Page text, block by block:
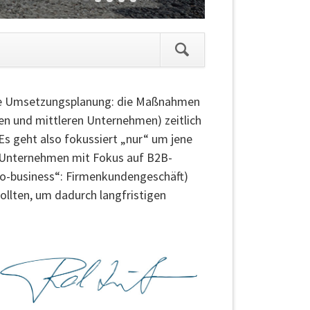
die Maßnahmen
und mittleren Unternehmen) zeitlich
geht also fokussiert „nur“ um jene
mit Fokus auf B2B-
business“: Firmenkundengeschäft)
um dadurch langfristigen